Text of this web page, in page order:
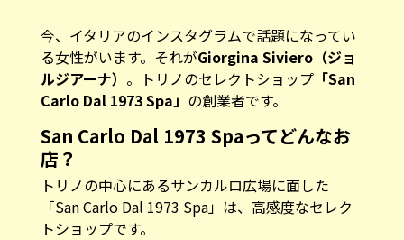
今、イタリアのインスタグラムで話題になってい
る女性がいます。それがGiorgina Siviero（ジョ
ルジアーナ） 。トリノのセレクトショップ「San
Carlo Dal 1973 Spa」 の創業者です。
San Carlo Dal 1973 Spaってどんなお
店？
トリノの中心にあるサンカルロ広場に面した
「San Carlo Dal 1973 Spa」は、高感度なセレク
トショップです。